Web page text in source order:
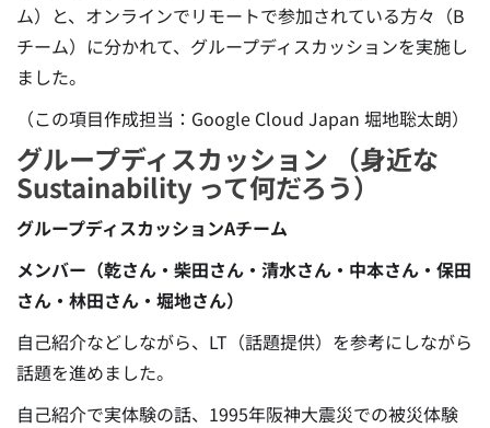
ム）と、オンラインでリモートで参加されている方々（B
チーム）に分かれて、グループディスカッションを実施し
ました。
（この項目作成担当：Google Cloud Japan 堀地聡太朗）
グループディスカッション （身近な
Sustainability って何だろう）
グループディスカッションAチーム
メンバー（乾さん・柴田さん・清水さん・中本さん・保田
さん・林田さん・堀地さん）
自己紹介などしながら、LT（話題提供）を参考にしながら
話題を進めました。
自己紹介で実体験の話、1995年阪神大震災での被災体験